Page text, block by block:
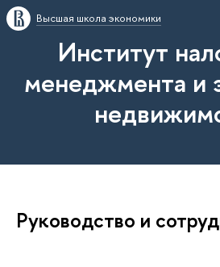
Высшая школа экономики
Институт
менеджмента и
Руководство и